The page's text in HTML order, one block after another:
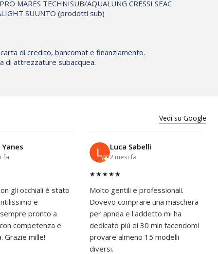
MARES TECHNISUB/AQUALUNG CRESSI SEAC
SUUNTO (prodotti sub)
di credito, bancomat e finanziamento.
di attrezzature subacquea.
Vedi su Google
fa
gli occhiali è stato
e
pronto a
competenza e
Grazie mille!
Luca Sabelli
2 mesi fa
★★★★★
Molto gentili e professionali.
Dovevo comprare una maschera
per apnea e l'addetto mi ha
dedicato più di 30 min facendomi
provare almeno 15 modelli
diversi.